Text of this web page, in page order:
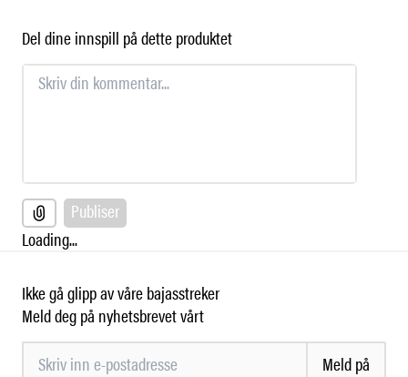
Del dine innspill på dette produktet
Publiser
Loading...
Ikke gå glipp av våre bajasstreker
Meld deg på nyhetsbrevet vårt
Meld på